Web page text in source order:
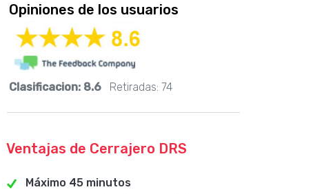
Opiniones de los usuarios
Clasificacion: 8.6 Retiradas: 74
Ventajas de Cerrajero DRS
Máximo 45 minutos